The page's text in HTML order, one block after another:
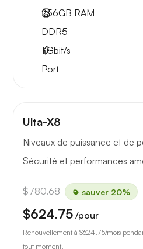
256GB RAM
DDR5
1Gbit/s
Port
Ulta-X8
Niveaux de puissance et de
Sécurité et performances
$780.68 sauver 20%
$624.75 /pour
Renouvellement à $624.75/mois
tout moment.